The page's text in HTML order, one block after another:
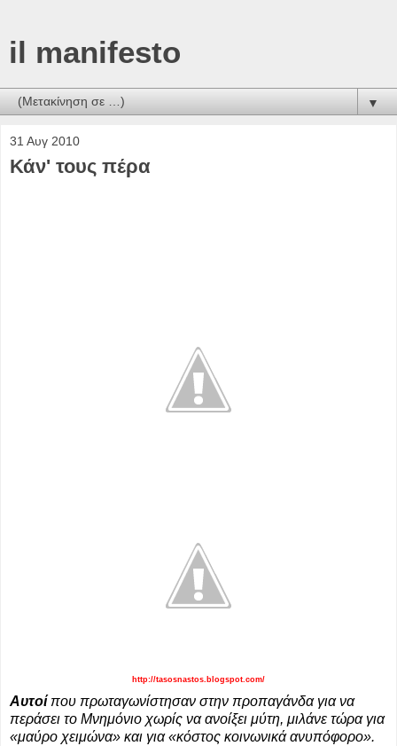
il manifesto
▼
31 Αυγ 2010
Κάν' τους πέρα
http://tasosnastos.blogspot.com/
Αυτοίπου πρωταγωνίστησαν στην προπαγάνδα για να
περάσει το Μνημόνιο χωρίς να ανοίξει μύτη, μιλάνε τώρα για
«μαύρο χειμώνα» και για «κόστος κοινωνικά ανυπόφορο».